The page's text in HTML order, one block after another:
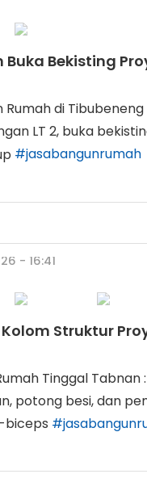
Bekisting
di Tibubeneng
LT 2, buka
#jasabangunrumah
- 16:41
Struktur
Tinggal Tabnan
potong besi, dan